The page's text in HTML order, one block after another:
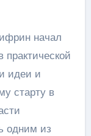
начал
идеи и
старту в
одним из